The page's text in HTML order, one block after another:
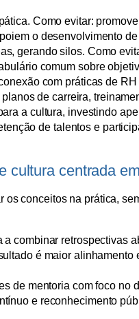
Como evitar:
o desenvolvimento
gerando silos. Como
comum sobre
com práticas de
de carreira,
a cultura, investindo
de talentos e
cultura centrada
conceitos na prática,
combinar retrospectivas
é maior
de mentoria com foco no
e reconhecimento